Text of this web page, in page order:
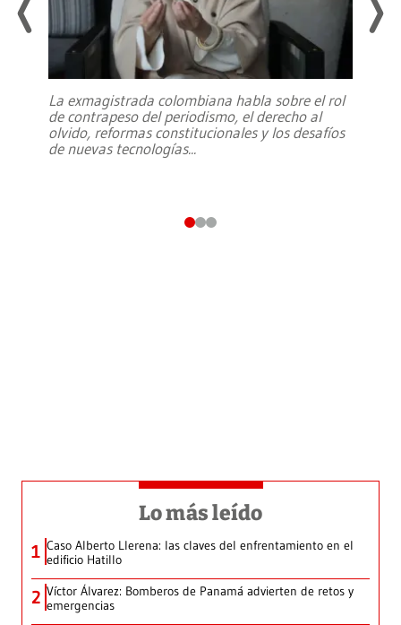
La exmagistrada colombiana habla sobre el rol
de contrapeso del periodismo, el derecho al
olvido, reformas constitucionales y los desafíos
de nuevas tecnologías...
Lo más leído
1 Caso Alberto Llerena: las claves del enfrentamiento en el
edificio Hatillo
2 Víctor Álvarez: Bomberos de Panamá advierten de retos y
emergencias